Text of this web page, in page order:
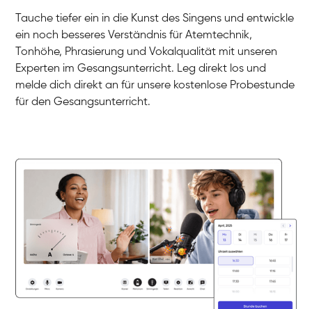
Tauche tiefer ein in die Kunst des Singens und entwickle
ein noch besseres Verständnis für Atemtechnik,
Tonhöhe, Phrasierung und Vokalqualität mit unseren
Experten im Gesangsunterricht. Leg direkt los und
melde dich direkt an für unsere kostenlose Probestunde
für den Gesangsunterricht.